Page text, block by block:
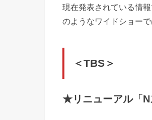
現在発表されている情
のようなワイドショー
＜TBS＞
★リニューアル「N